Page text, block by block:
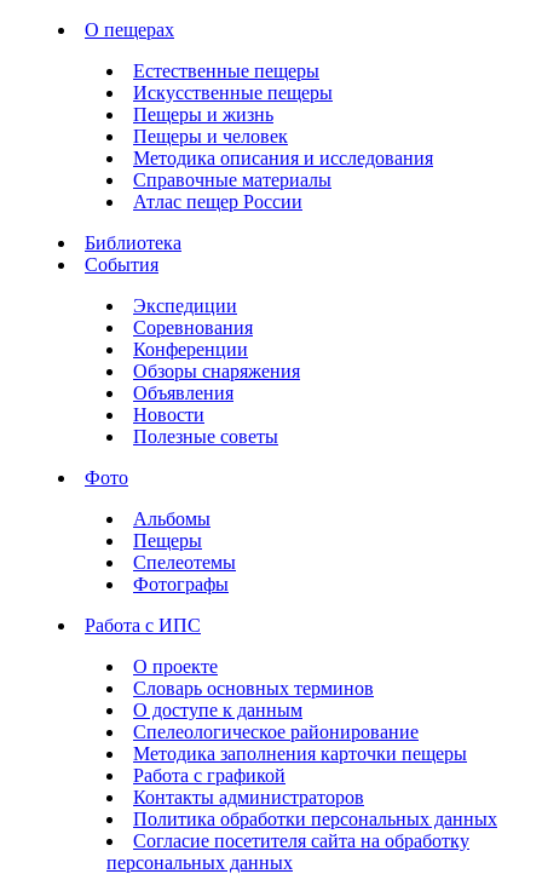
О пещерах
Естественные пещеры
Искусственные пещеры
Пещеры и жизнь
Пещеры и человек
Методика описания и исследования
Справочные материалы
Атлас пещер России
Библиотека
События
Экспедиции
Соревнования
Конференции
Обзоры снаряжения
Объявления
Новости
Полезные советы
Фото
Альбомы
Пещеры
Спелеотемы
Фотографы
Работа с ИПС
О проекте
Словарь основных терминов
О доступе к данным
Спелеологическое районирование
Методика заполнения карточки пещеры
Работа с графикой
Контакты администраторов
Политика обработки персональных данных
Согласие посетителя сайта на обработку
персональных данных